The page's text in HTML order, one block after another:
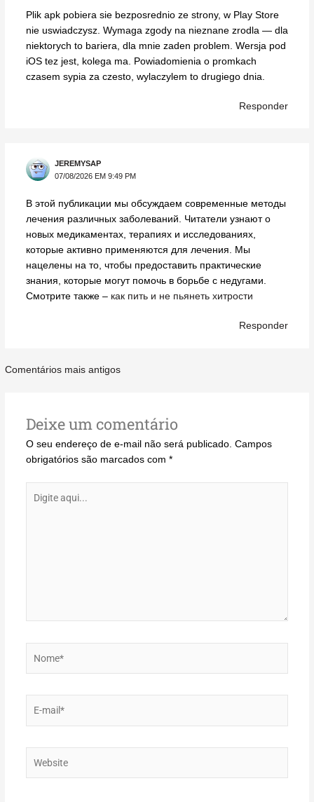
Plik apk pobiera sie bezposrednio ze strony, w Play Store
nie uswiadczysz. Wymaga zgody na nieznane zrodla — dla
niektorych to bariera, dla mnie zaden problem. Wersja pod
iOS tez jest, kolega ma. Powiadomienia o promkach
czasem sypia za czesto, wylaczylem to drugiego dnia.
Responder
JEREMYSAP
07/08/2026 EM 9:49 PM
В этой публикации мы обсуждаем современные методы
лечения различных заболеваний. Читатели узнают о
новых медикаментах, терапиях и исследованиях,
которые активно применяются для лечения. Мы
нацелены на то, чтобы предоставить практические
знания, которые могут помочь в борьбе с недугами.
Смотрите также – как пить и не пьянеть хитрости
Responder
Comentários mais antigos
Deixe um comentário
O seu endereço de e-mail não será publicado. Campos
obrigatórios são marcados com *
aqui...
mail*